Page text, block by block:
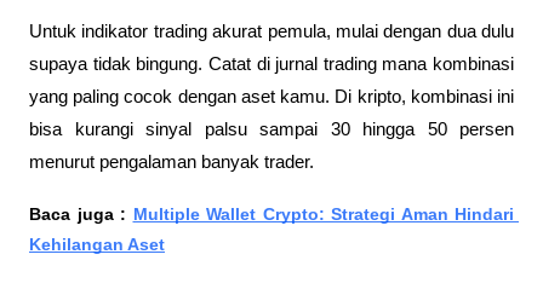
Untuk indikator trading akurat pemula, mulai dengan dua dulu
supaya tidak bingung. Catat di jurnal trading mana kombinasi
yang paling cocok dengan aset kamu. Di kripto, kombinasi ini
bisa kurangi sinyal palsu sampai 30 hingga 50 persen
menurut pengalaman banyak trader.
Baca juga : Multiple Wallet Crypto: Strategi Aman Hindari
Kehilangan Aset